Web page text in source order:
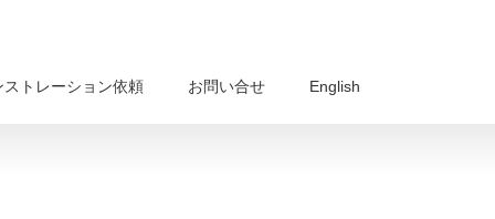
ストレーション依頼 お問い合せ English